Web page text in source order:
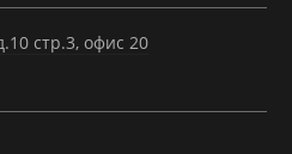
стр.3, офис 20